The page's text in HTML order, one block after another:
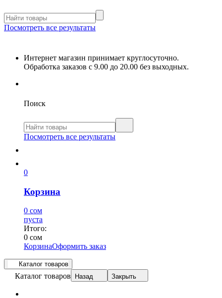
Посмотреть все результаты
Интернет магазин принимает круглосуточно.
Обработка заказов с 9.00 до 20.00 без выходных.
Поиск
Посмотреть все результаты
0
Корзина
0 сом
пуста
Итого:
0 сом
КорзинаОформить заказ
Каталог товаров
Каталог товаров Назад Закрыть